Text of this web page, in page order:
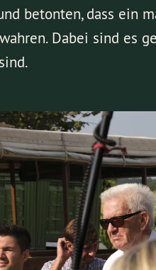
betonten, dass ein
Dabei sind es